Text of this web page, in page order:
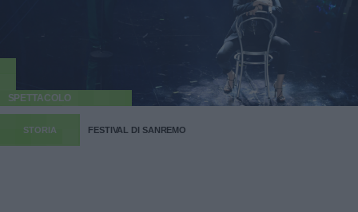
SPETTACOLO
STORIA FESTIVAL DI SANREMO